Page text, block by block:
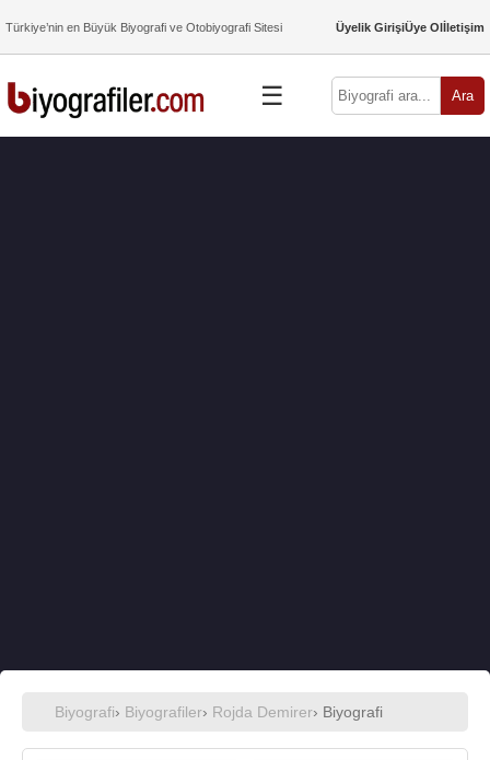
Türkiye’nin en Büyük Biyografi ve Otobiyografi Sitesi Üyelik GirişiÜye Olİletişim
☰ Ara
Biyografi› Biyografiler› Rojda Demirer› Biyografi